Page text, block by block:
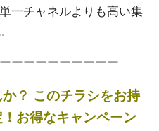
一チャネルよりも高い集
ーーーーーーーーー
？ このチラシをお持
お得なキャンペーン